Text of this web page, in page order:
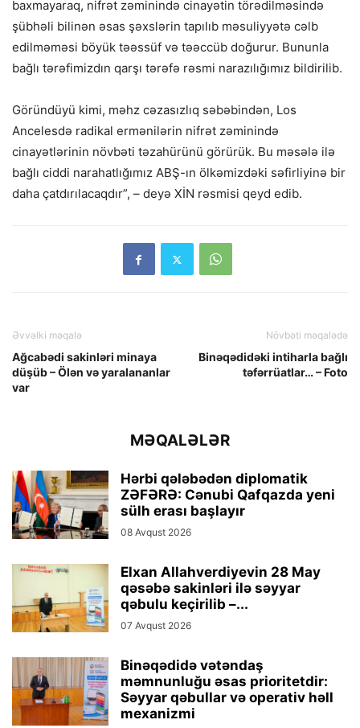
baxmayaraq, nifrət zəminində cinayətin törədilməsində
şübhəli bilinən əsas şəxslərin tapılıb məsuliyyətə cəlb
edilməməsi böyük təəssüf və təəccüb doğurur. Bununla
bağlı tərəfimizdın qarşı tərəfə rəsmi narazılığımız bildirilib.
Göründüyü kimi, məhz cəzasızlıq səbəbindən, Los
Ancelesdə radikal ermənilərin nifrət zəminində
cinayətlərinin növbəti təzahürünü görürük. Bu məsələ ilə
bağlı ciddi narahatlığımız ABŞ-ın ölkəmizdəki səfirliyinə bir
daha çatdırılacaqdır”, – deyə XİN rəsmisi qeyd edib.
Əvvəlki məqalə
Ağcabədi sakinləri minaya
düşüb – Ölən və yaralananlar
var
Növbəti məqalədə
Binəqədidəki intiharla bağlı
təfərrüatlar… – Foto
MƏQALƏLƏR
Hərbi qələbədən diplomatik
ZƏFƏRƏ: Cənubi Qafqazda yeni
sülh erası başlayır
08 Avqust 2026
Elxan Allahverdiyevin 28 May
qəsəbə sakinləri ilə səyyar
qəbulu keçirilib –...
07 Avqust 2026
Binəqədidə vətəndaş
məmnunluğu əsas prioritetdir:
Səyyar qəbullar və operativ həll
mexanizmi